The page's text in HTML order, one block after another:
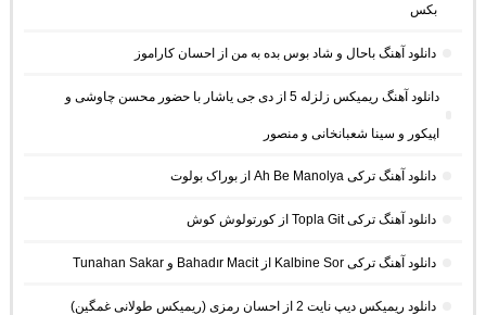
بکس
دانلود آهنگ باحال و شاد بوس بده به من از احسان کاراموز
دانلود آهنگ ریمیکس زلزله 5 از دی جی یاشار با حضور محسن چاوشی و
اپیکور و سینا شعبانخانی و منصور
دانلود آهنگ ترکی Ah Be Manolya از بوراک بولوت
دانلود آهنگ ترکی Topla Git از کورتولوش کوش
دانلود آهنگ ترکی Kalbine Sor از Bahadır Macit و Tunahan Sakar
دانلود ریمیکس دیپ نایت 2 از احسان رمزی (ریمیکس طولانی غمگین)